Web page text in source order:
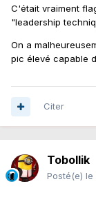
C'était vraiment
"leadership
On a
pic élevé capable
Citer
Tobollik
Posté(e) le